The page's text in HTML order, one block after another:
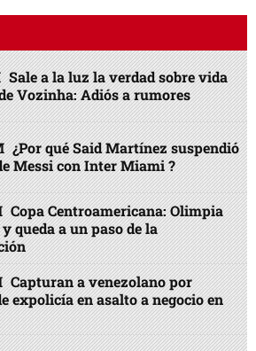
Sale a la luz la verdad sobre vida
Vozinha: Adiós a rumores
¿Por qué Said Martínez suspendió
Messi con Inter Miami ?
Copa Centroamericana: Olimpia
queda a un paso de la
Capturan a venezolano por
expolicía en asalto a negocio en